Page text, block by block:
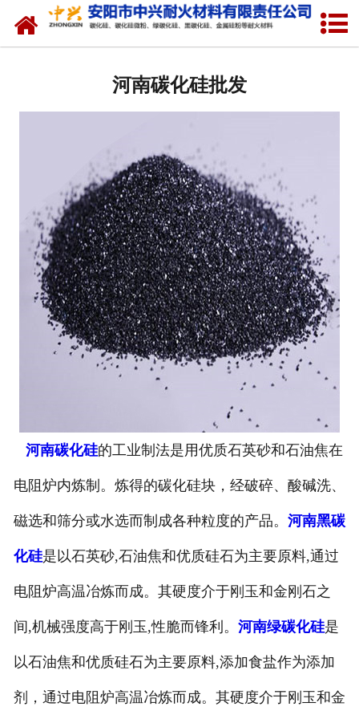
网站首页
河南碳化硅微粉
河南绿碳化硅
河南黑碳化硅
河南焦粉
河南中兴耐火材料
河南碳化硅批发
河南碳化硅的工业制法是用优质石英砂和石油焦在
电阻炉内炼制。炼得的碳化硅块，经破碎、酸碱洗、
磁选和筛分或水选而制成各种粒度的产品。 河南黑碳
化硅是以石英砂,石油焦和优质硅石为主要原料,通过
电阻炉高温冶炼而成。其硬度介于刚玉和金刚石之
间,机械强度高于刚玉,性脆而锋利。 河南绿碳化硅是
以石油焦和优质硅石为主要原料,添加食盐作为添加
剂，通过电阻炉高温冶炼而成。其硬度介于刚玉和金